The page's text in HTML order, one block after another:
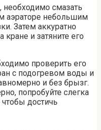
необходимо смазать
аэраторе небольшим
Затем аккуратно
кране и затяните его
проверить его
с подогревом воды и
и без брызг.
попробуйте слегка
чтобы достичь